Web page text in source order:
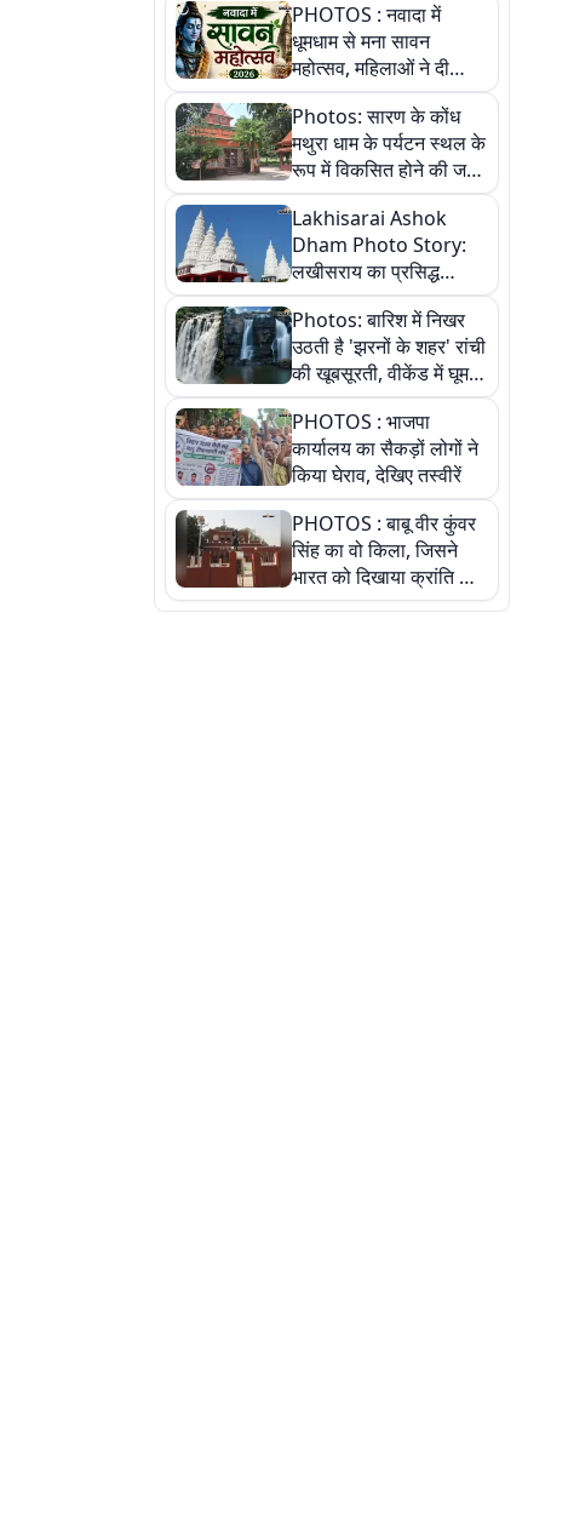
PHOTOS : नवादा में
धूमधाम से मना सावन
महोत्सव, महिलाओं ने दी
सांस्कृतिक प्रस्तुतियां
Photos: सारण के कोंध
मथुरा धाम के पर्यटन स्थल के
रूप में विकसित होने की जगी
आस, 9 तस्वीरों में देखें पूरी
कहानी
Lakhisarai Ashok
Dham Photo Story:
लखीसराय का प्रसिद्ध
अशोक धाम—आस्था,
श्रृंगार, अनुष्ठान और
अलौकिक संध्या आरती के
विहंगम दृश्य
Photos: बारिश में निखर
उठती है 'झरनों के शहर' रांची
की खूबसूरती, वीकेंड में घूम
आएं ये 5 वादियां
PHOTOS : भाजपा
कार्यालय का सैकड़ों लोगों ने
किया घेराव, देखिए तस्वीरें
PHOTOS : बाबू वीर कुंवर
सिंह का वो किला, जिसने
भारत को दिखाया क्रांति का
रास्ता: तस्वीरों में देखिए